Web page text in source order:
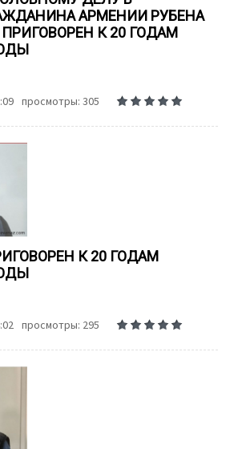
АРМЕНИИ РУБЕНА
К 20 ГОДАМ
просмотры: 305
К 20 ГОДАМ
просмотры: 295